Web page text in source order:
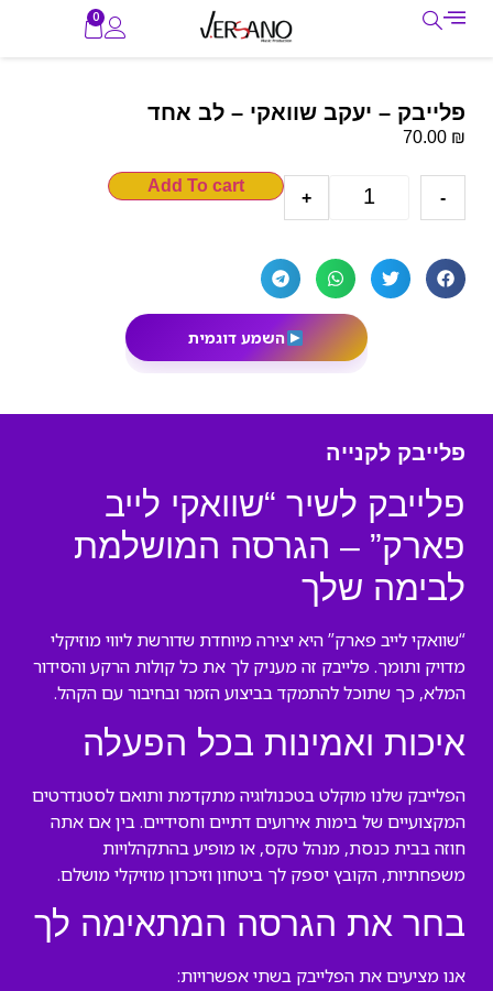
0
פלייבק – יעקב שוואקי – לב אחד
70.00 ₪
-
+
Add To cart
השמע דוגמית
פלייבק לקנייה
פלייבק לשיר “שוואקי לייב
פארק” – הגרסה המושלמת
לבימה שלך
“שוואקי לייב פארק” היא יצירה מיוחדת שדורשת ליווי מוזיקלי
מדויק ותומך. פלייבק זה מעניק לך את כל קולות הרקע והסידור
המלא, כך שתוכל להתמקד בביצוע הזמר ובחיבור עם הקהל.
איכות ואמינות בכל הפעלה
הפלייבק שלנו מוקלט בטכנולוגיה מתקדמת ותואם לסטנדרטים
המקצועיים של בימות אירועים דתיים וחסידיים. בין אם אתה
חוזה בבית כנסת, מנהל טקס, או מופיע בהתקהלויות
משפחתיות, הקובץ יספק לך ביטחון וזיכרון מוזיקלי מושלם.
בחר את הגרסה המתאימה לך
אנו מציעים את הפלייבק בשתי אפשרויות: